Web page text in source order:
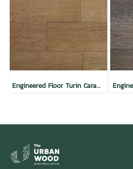
Engineered Floor Turin Caramel Oak